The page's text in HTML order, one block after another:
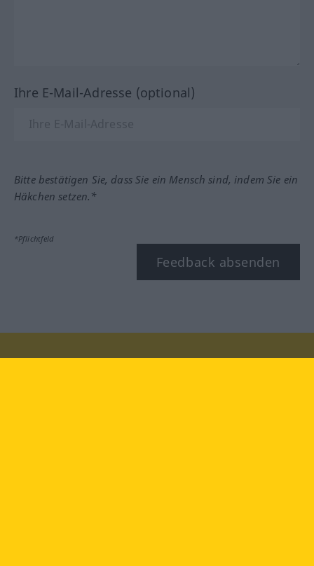
Ihre E-Mail-Adresse (optional)
Bitte bestätigen Sie, dass Sie ein Mensch sind, indem Sie ein
Häkchen setzen.*
*Pflichtfeld
Feedback absenden